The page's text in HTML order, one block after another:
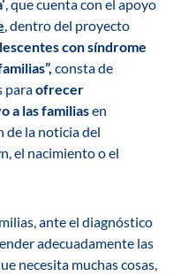
, que cuenta con el apoyo
, dentro del proyecto
con síndrome
consta de
paraofrecer
a las familiasen
de la noticia del
el nacimiento o el
ante el diagnóstico
adecuadamente las
necesita muchas cosas,